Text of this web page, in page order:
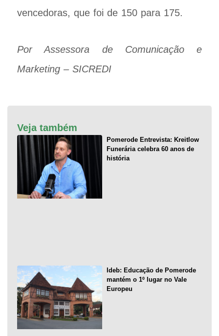
vencedoras, que foi de 150 para 175.
Por Assessora de Comunicação e
Marketing – SICREDI
Veja também
Pomerode Entrevista: Kreitlow
Funerária celebra 60 anos de
história
Ideb: Educação de Pomerode
mantém o 1º lugar no Vale
Europeu